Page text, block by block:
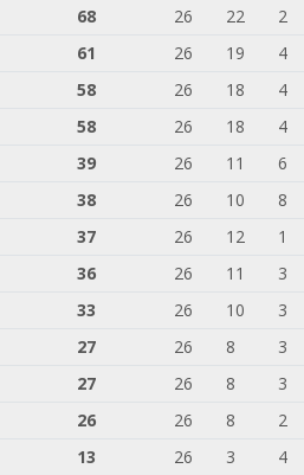
68 26 22 2
61 26 19 4
58 26 18 4
58 26 18 4
39 26 11 6
38 26 10 8
37 26 12 1
36 26 11 3
33 26 10 3
27 26 8 3
27 26 8 3
26 26 8 2
13 26 3 4